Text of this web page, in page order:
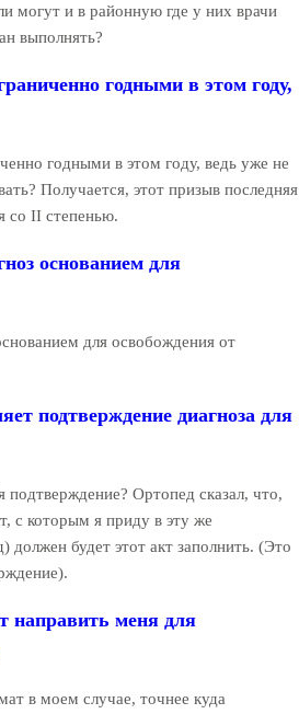
могут и в районную где у них врачи
выполнять?
годными в этом году,
годными в этом году, ведь уже не
Получается, этот призыв последняя
со II степенью.
основанием для
для освобождения от
подтверждение диагноза для
подтверждение? Ортопед сказал, что,
с которым я приду в эту же
должен будет этот акт заполнить. (Это
направить меня для
в моем случае, точнее куда